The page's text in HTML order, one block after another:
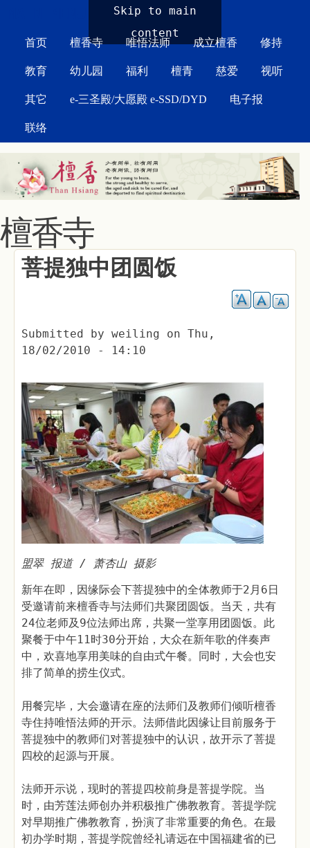
Skip to main
content
首页 檀香寺 唯悟法师 成立檀香 修持
教育 幼儿园 福利 檀青 慈爱 视听
其它 e-三圣殿/大愿殿 e-SSD/DYD 电子报
联络
檀香寺
菩提独中团圆饭
Submitted by weiling on Thu,
18/02/2010 - 14:10
盟翠 报道 / 萧杏山 摄影
新年在即，因缘际会下菩提独中的全体教师于2月6日
受邀请前来檀香寺与法师们共聚团圆饭。当天，共有
24位老师及9位法师出席，共聚一堂享用团圆饭。此
聚餐于中午11时30分开始，大众在新年歌的伴奏声
中，欢喜地享用美味的自由式午餐。同时，大会也安
排了简单的捞生仪式。
用餐完毕，大会邀请在座的法师们及教师们倾听檀香
寺住持唯悟法师的开示。法师借此因缘让目前服务于
菩提独中的教师们对菩提独中的认识，故开示了菩提
四校的起源与开展。
法师开示说，现时的菩提四校前身是菩提学院。当
时，由芳莲法师创办并积极推广佛教教育。菩提学院
对早期推广佛教教育，扮演了非常重要的角色。在最
初办学时期，菩提学院曾经礼请远在中国福建省的已